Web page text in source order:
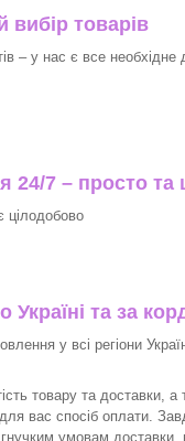
вибір товарів
– у нас є все необхідне
24/7 – просто та
Україні та за
у всі регіони
товару та доставки, а
вас спосіб оплати.
умовам доставки,